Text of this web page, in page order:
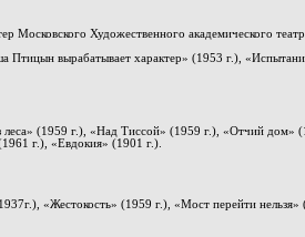
Художественного академического
вырабатывает характер» (1953 г.),
(1959 г.), «Над Тиссой» (1959 г.), «Отчий дом»
г.), «Евдокия» (1901 г.).
«Жестокость» (1959 г.), «Мост перейти